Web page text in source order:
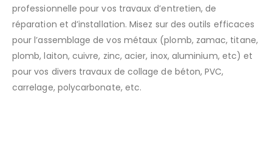
professionnelle pour vos travaux d’entretien, de
réparation et d’installation. Misez sur des outils efficaces
pour l’assemblage de vos métaux (plomb, zamac, titane,
plomb, laiton, cuivre, zinc, acier, inox, aluminium, etc) et
pour vos divers travaux de collage de béton, PVC,
carrelage, polycarbonate, etc.